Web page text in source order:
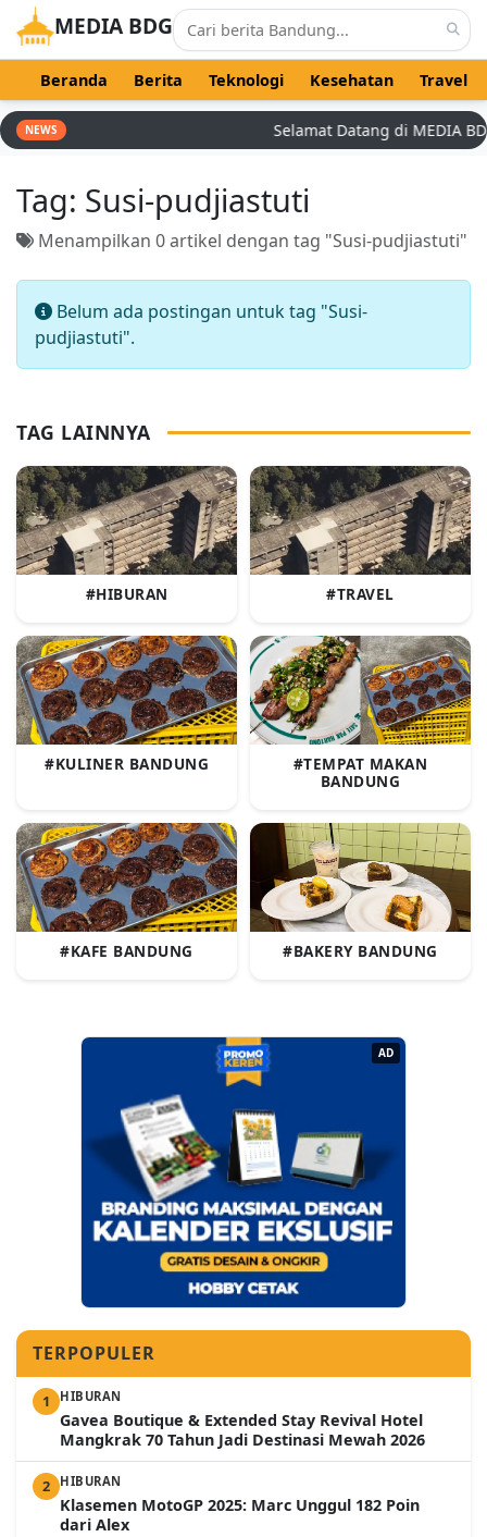
MEDIA BDG
Beranda Berita Teknologi Kesehatan Travel
NEWS Selamat Datang di MEDIA
Tag: Susi-pudjiastuti
Menampilkan 0 artikel dengan tag "Susi-pudjiastuti"
Belum ada postingan untuk tag "Susi-
pudjiastuti".
TAG LAINNYA
#HIBURAN #TRAVEL
#KULINER BANDUNG
#TEMPAT MAKAN
BANDUNG
#KAFE BANDUNG #BAKERY BANDUNG
AD
TERPOPULER
1 HIBURAN
Gavea Boutique & Extended Stay Revival Hotel
Mangkrak 70 Tahun Jadi Destinasi Mewah 2026
2 HIBURAN
Klasemen MotoGP 2025: Marc Unggul 182 Poin
dari Alex